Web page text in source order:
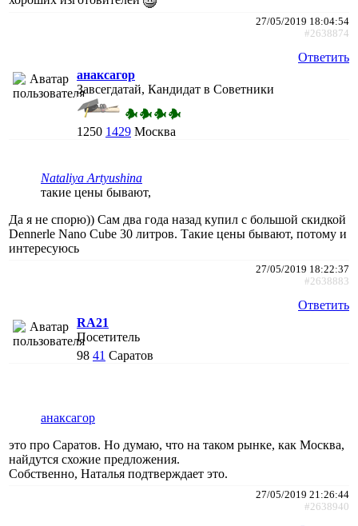
27/05/2019 18:04:54
#2638874
Ответить
анаксагор
Завсегдатай, Кандидат в Советники
1250 1429 Москва
Nataliya Artyushina
такие цены бывают,
Да я не спорю)) Сам два года назад купил с большой скидкой
Dennerle Nano Cube 30 литров. Такие цены бывают, потому и
интересуюсь
27/05/2019 18:22:37
#2638883
Ответить
RA21
Посетитель
98 41 Саратов
анаксагор
это про Саратов. Но думаю, что на таком рынке, как Москва,
найдутся схожие предложения.
Собственно, Наталья подтверждает это.
27/05/2019 21:26:44
#2638940